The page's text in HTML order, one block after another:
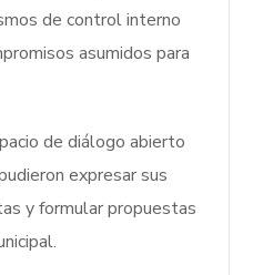
de control interno
asumidos para
de diálogo abierto
expresar sus
y formular propuestas